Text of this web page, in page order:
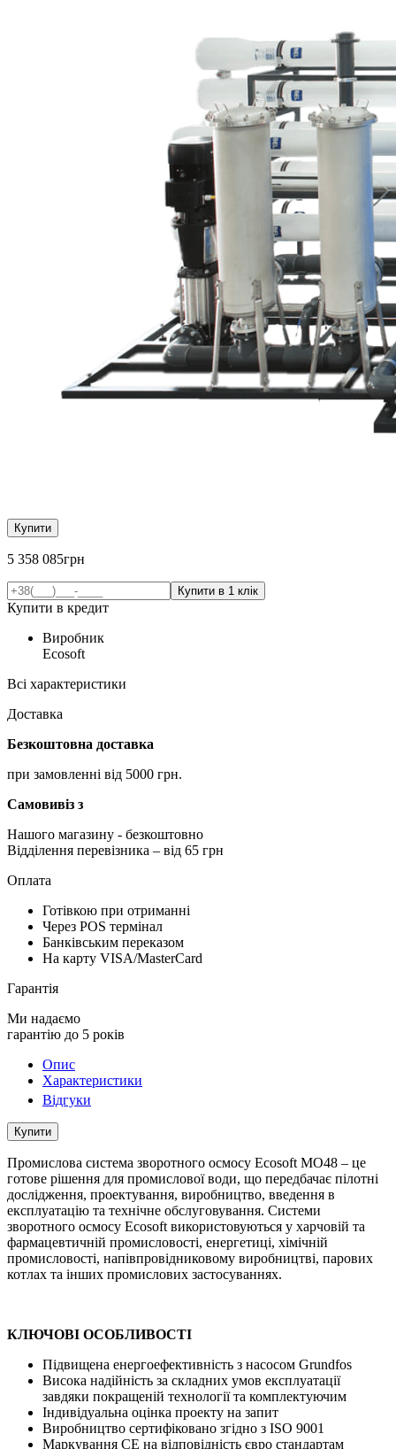
Купити
5 358 085грн
Купити в кредит
Виробник
Ecosoft
Всі характеристики
Доставка
Безкоштовна доставка
при замовленні від 5000 грн.
Самовивіз з
Нашого магазину - безкоштовно
Відділення перевізника – від 65 грн
Оплата
Готівкою при отриманні
Через POS термінал
Банківським переказом
На карту VISA/MasterCard
Гарантія
Ми надаємо
гарантію до 5 років
Опис
Характеристики
Відгуки
Купити
Промислова система зворотного осмосу Ecosoft MO48 – це
готове рішення для промислової води, що передбачає пілотні
дослідження, проектування, виробництво, введення в
експлуатацію та технічне обслуговування. Системи
зворотного осмосу Ecosoft використовуються у харчовій та
фармацевтичній промисловості, енергетиці, хімічній
промисловості, напівпровідниковому виробництві, парових
котлах та інших промислових застосуваннях.
КЛЮЧОВІ ОСОБЛИВОСТІ
Підвищена енергоефективність з насосом Grundfos
Висока надійність за складних умов експлуатації
завдяки покращеній технології та комплектуючим
Індивідуальна оцінка проекту на запит
Виробництво сертифіковано згідно з ISO 9001
Маркування CE на відповідність євро стандартам